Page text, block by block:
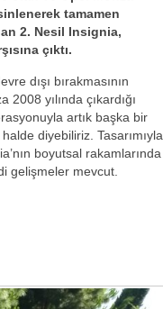
tamamen
2. Nesil Insignia,
çıktı.
dışı bırakmasının
2008 yılında çıkardığı
artık başka bir
diyebiliriz. Tasarımıyla
boyutsal rakamlarında
gelişmeler mevcut.